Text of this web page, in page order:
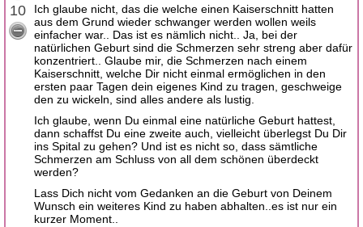
10
Ich glaube nicht, das die welche einen Kaiserschnitt hatten
aus dem Grund wieder schwanger werden wollen weils
einfacher war.. Das ist es nämlich nicht.. Ja, bei der
natürlichen Geburt sind die Schmerzen sehr streng aber dafür
konzentriert.. Glaube mir, die Schmerzen nach einem
Kaiserschnitt, welche Dir nicht einmal ermöglichen in den
ersten paar Tagen dein eigenes Kind zu tragen, geschweige
den zu wickeln, sind alles andere als lustig.
Ich glaube, wenn Du einmal eine natürliche Geburt hattest,
dann schaffst Du eine zweite auch, vielleicht überlegst Du Dir
ins Spital zu gehen? Und ist es nicht so, dass sämtliche
Schmerzen am Schluss von all dem schönen überdeckt
werden?
Lass Dich nicht vom Gedanken an die Geburt von Deinem
Wunsch ein weiteres Kind zu haben abhalten..es ist nur ein
kurzer Moment..